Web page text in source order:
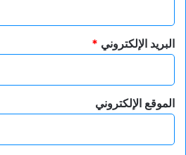
البريد الإلكتروني *
الموقع الإلكتروني